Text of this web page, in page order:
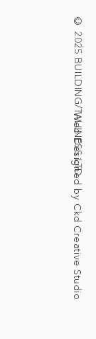
© 2025 BUILDING/TALLNESS LTD.
Web Designed by Ckd Creative Studio